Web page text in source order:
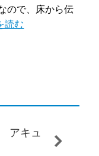
ので、床から伝
読む
アキュ